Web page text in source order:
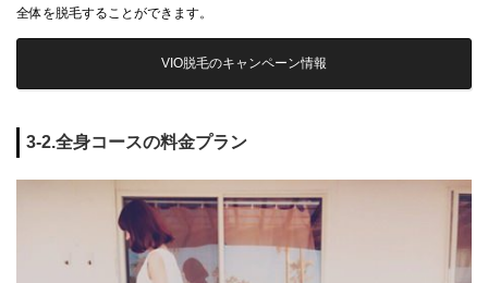
全体を脱毛することができます。
VIO脱毛のキャンペーン情報
3-2.全身コースの料金プラン